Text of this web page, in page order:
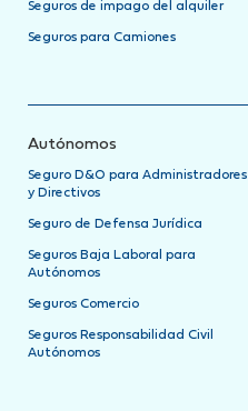
Seguros de impago del alquiler
Seguros para Camiones
Autónomos
Seguro D&O para Administradores
y Directivos
Seguro de Defensa Jurídica
Seguros Baja Laboral para
Autónomos
Seguros Comercio
Seguros Responsabilidad Civil
Autónomos